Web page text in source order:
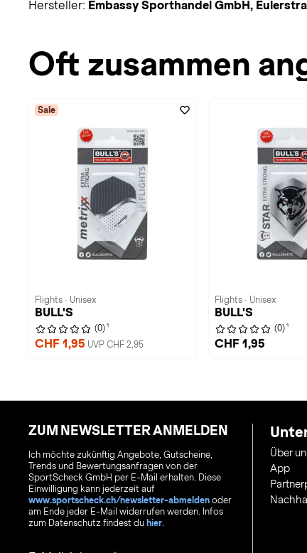
Hersteller: Embassy Sporthandel GmbH,
Oft zusammen
Sale
Flights · Unisex
BULL'S
(0) 1
CHF 1,95 UVP CHF 2,95
Flights · Unisex
BULL'S
(0) 1
CHF 1,95
ZUM NEWSLETTER ANMELDEN
Ich möchte zukünftig Angebote, Gutscheine,
Trends und Bewertungsanfragen von der
SportScheck GmbH per E-Mail erhalten. Diese
Einwilligung kann jederzeit auf
www.sportscheck.ch/newsletter-abmelden oder
am Ende jeder E-Mail widerrufen werden. Infos
zum Datenschutz findest du hier.
Über
App